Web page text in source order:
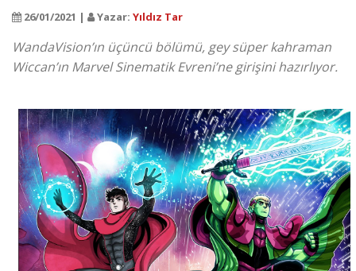
26/01/2021 | Yazar: Yıldız Tar
WandaVision’ın üçüncü bölümü, gey süper kahraman
Wiccan’ın Marvel Sinematik Evreni’ne girişini hazırlıyor.